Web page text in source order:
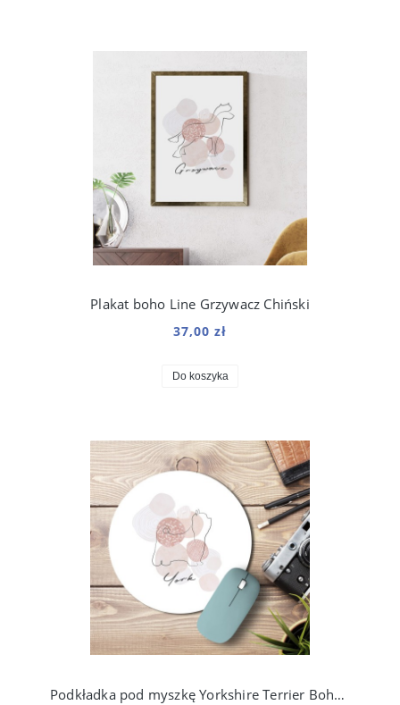
Plakat boho Line Grzywacz Chiński
37,00 zł
Do koszyka
Podkładka pod myszkę Yorkshire Terrier Boho Line